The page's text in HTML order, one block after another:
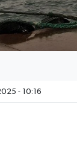
- 10:16